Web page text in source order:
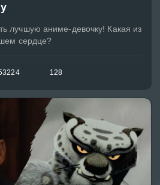
лучшую аниме-девочку! Какая из
сердце?
128